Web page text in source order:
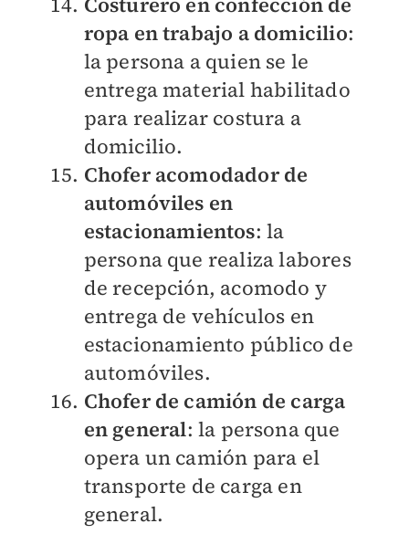
ropa en trabajo a domicilio:
la persona a quien se le
entrega material habilitado
para realizar costura a
domicilio.
Chofer acomodador de
automóviles en
estacionamientos: la
persona que realiza labores
de recepción, acomodo y
entrega de vehículos en
estacionamiento público de
automóviles.
Chofer de camión de carga
en general: la persona que
opera un camión para el
transporte de carga en
general.